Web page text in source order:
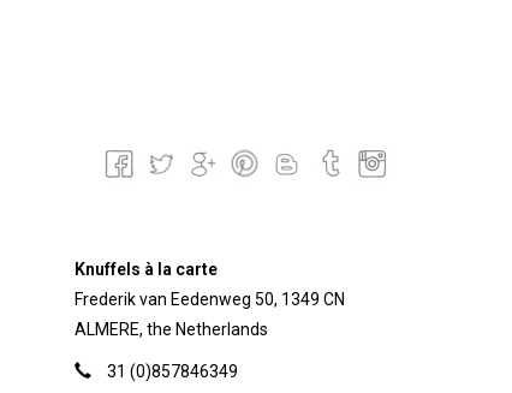
Knuffels à la carte
Frederik van Eedenweg 50, 1349 CN
ALMERE, the Netherlands
31 (0)857846349